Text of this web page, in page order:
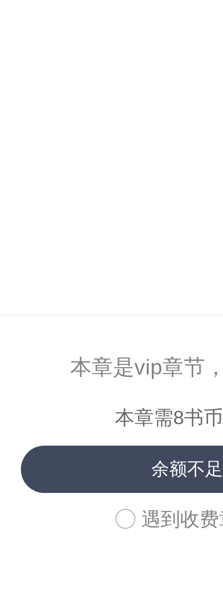
本章是vip章节
本章需8书
余额不
遇到收